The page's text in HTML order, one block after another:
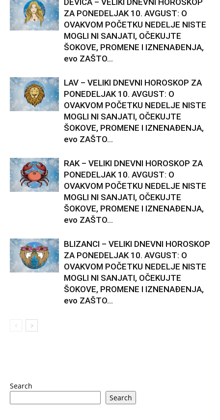
DEVICA – VELIKI DNEVNI HOROSKOP
ZA PONEDELJAK 10. AVGUST: O
OVAKVOM POČETKU NEDELJE NISTE
MOGLI NI SANJATI, OČEKUJTE
ŠOKOVE, PROMENE I IZNENAĐENJA,
evo ZAŠTO...
LAV – VELIKI DNEVNI HOROSKOP ZA
PONEDELJAK 10. AVGUST: O
OVAKVOM POČETKU NEDELJE NISTE
MOGLI NI SANJATI, OČEKUJTE
ŠOKOVE, PROMENE I IZNENAĐENJA,
evo ZAŠTO...
RAK – VELIKI DNEVNI HOROSKOP ZA
PONEDELJAK 10. AVGUST: O
OVAKVOM POČETKU NEDELJE NISTE
MOGLI NI SANJATI, OČEKUJTE
ŠOKOVE, PROMENE I IZNENAĐENJA,
evo ZAŠTO...
BLIZANCI – VELIKI DNEVNI HOROSKOP
ZA PONEDELJAK 10. AVGUST: O
OVAKVOM POČETKU NEDELJE NISTE
MOGLI NI SANJATI, OČEKUJTE
ŠOKOVE, PROMENE I IZNENAĐENJA,
evo ZAŠTO...
Search
Search